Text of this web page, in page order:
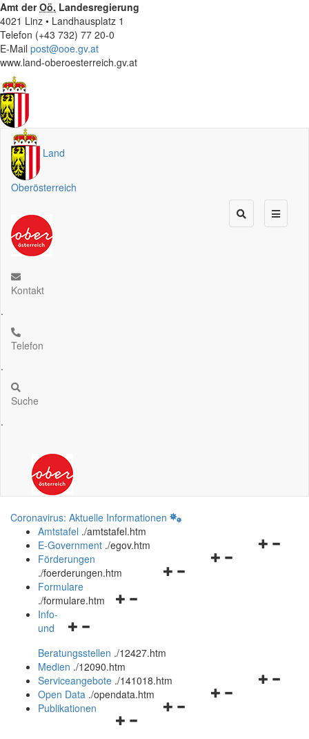
Amt derOö. Landesregierung
4021 Linz • Landhausplatz 1
Telefon (+43 732) 77 20-0
E-Mail post@ooe.gv.at
www.land-oberoesterreich.gv.at
Land
Oberösterreich
Kontakt
.
Telefon
.
Suche
.
Coronavirus: Aktuelle Informationen
Amtstafel ./amtstafel.htm
Navigationsmenü
E-Government ./egov.htm
Navigationsmenü
Förderungen
./foerderungen.htm
Navigationsmenü
Formulare
./formulare.htm
Navigationsmenü
und
schließen
Info-
und
Beratungsstellen ./12427.htm
Medien ./12090.htm
Navigationsmenü
Serviceangebote ./141018.htm
Navigationsmenü
Open Data ./opendata.htm
Navigationsmenü
Publikationen